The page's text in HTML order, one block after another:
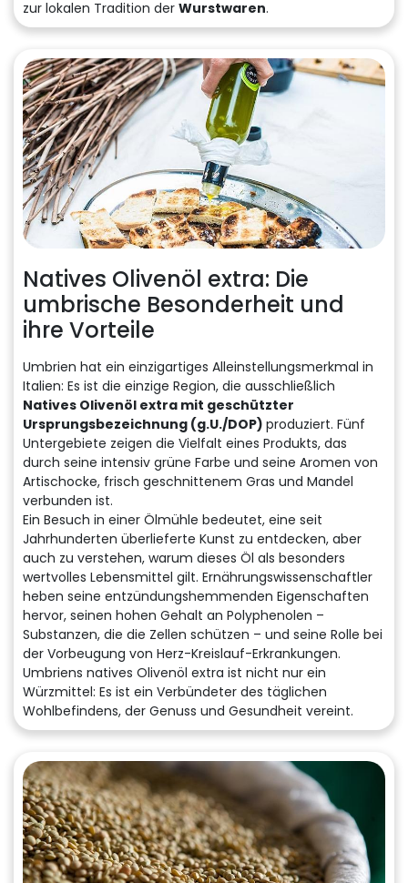
zur lokalen Tradition der Wurstwaren.
Natives Olivenöl extra: Die
umbrische Besonderheit und
ihre Vorteile
Umbrien hat ein einzigartiges Alleinstellungsmerkmal in
Italien: Es ist die einzige Region, die ausschließlich
Natives Olivenöl extra mit geschützter
Ursprungsbezeichnung (g.U./DOP) produziert. Fünf
Untergebiete zeigen die Vielfalt eines Produkts, das
durch seine intensiv grüne Farbe und seine Aromen von
Artischocke, frisch geschnittenem Gras und Mandel
verbunden ist.
Ein Besuch in einer Ölmühle bedeutet, eine seit
Jahrhunderten überlieferte Kunst zu entdecken, aber
auch zu verstehen, warum dieses Öl als besonders
wertvolles Lebensmittel gilt. Ernährungswissenschaftler
heben seine entzündungshemmenden Eigenschaften
hervor, seinen hohen Gehalt an Polyphenolen –
Substanzen, die die Zellen schützen – und seine Rolle bei
der Vorbeugung von Herz-Kreislauf-Erkrankungen.
Umbriens natives Olivenöl extra ist nicht nur ein
Würzmittel: Es ist ein Verbündeter des täglichen
Wohlbefindens, der Genuss und Gesundheit vereint.